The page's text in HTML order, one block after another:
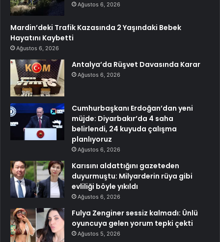
Ağustos 6, 2026
Mardin’deki Trafik Kazasında 2 Yaşındaki Bebek
Hayatını Kaybetti
Ağustos 6, 2026
Antalya’da Rüşvet Davasında Karar
Ağustos 6, 2026
Cumhurbaşkanı Erdoğan’dan yeni
müjde: Diyarbakır’da 4 saha
belirlendi, 24 kuyuda çalışma
planlıyoruz
Ağustos 6, 2026
Karısını aldattığını gazeteden
duyurmuştu: Milyarderin rüya gibi
evliliği böyle yıkıldı
Ağustos 6, 2026
Fulya Zenginer sessiz kalmadı: Ünlü
oyuncuya gelen yorum tepki çekti
Ağustos 5, 2026